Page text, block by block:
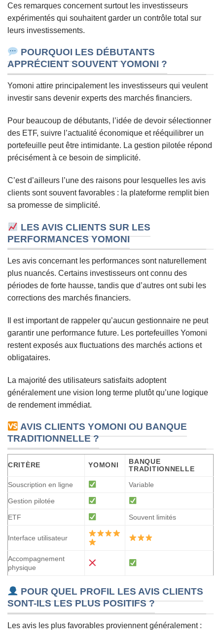
Ces remarques concernent surtout les investisseurs
expérimentés qui souhaitent garder un contrôle total sur
leurs investissements.
POURQUOI LES DÉBUTANTS
APPRÉCIENT SOUVENT YOMONI ?
Yomoni attire principalement les investisseurs qui veulent
investir sans devenir experts des marchés financiers.
Pour beaucoup de débutants, l’idée de devoir sélectionner
des ETF, suivre l’actualité économique et rééquilibrer un
portefeuille peut être intimidante. La gestion pilotée répond
précisément à ce besoin de simplicité.
C’est d’ailleurs l’une des raisons pour lesquelles les avis
clients sont souvent favorables : la plateforme remplit bien
sa promesse de simplicité.
LES AVIS CLIENTS SUR LES
PERFORMANCES YOMONI
Les avis concernant les performances sont naturellement
plus nuancés. Certains investisseurs ont connu des
périodes de forte hausse, tandis que d’autres ont subi les
corrections des marchés financiers.
Il est important de rappeler qu’aucun gestionnaire ne peut
garantir une performance future. Les portefeuilles Yomoni
restent exposés aux fluctuations des marchés actions et
obligataires.
La majorité des utilisateurs satisfaits adoptent
généralement une vision long terme plutôt qu’une logique
de rendement immédiat.
AVIS CLIENTS YOMONI OU BANQUE
TRADITIONNELLE ?
CRITÈRE YOMONI
BANQUE
TRADITIONNELLE
Souscription en ligne
Variable
Gestion pilotée
ETF Souvent limités
Interface utilisateur
Accompagnement
physique
POUR QUEL PROFIL LES AVIS CLIENTS
SONT-ILS LES PLUS POSITIFS ?
Les avis les plus favorables proviennent généralement :